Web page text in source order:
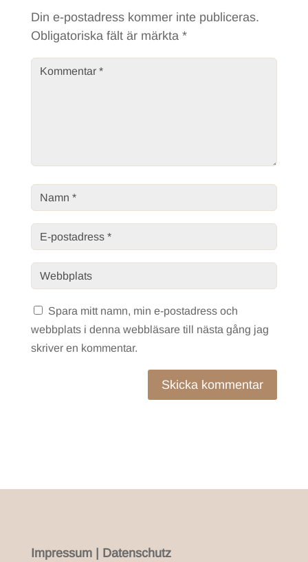
Din e-postadress kommer inte publiceras.
Obligatoriska fält är märkta *
Spara mitt namn, min e-postadress och
webbplats i denna webbläsare till nästa gång jag
skriver en kommentar.
Skicka kommentar
Impressum| Datenschutz